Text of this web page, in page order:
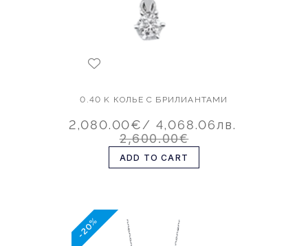
0.40 K КОЛЬЕ С БРИЛИАНТАМИ
2,080.00€/ 4,068.06лв.
2,600.00€
ADD TO CART
-20%